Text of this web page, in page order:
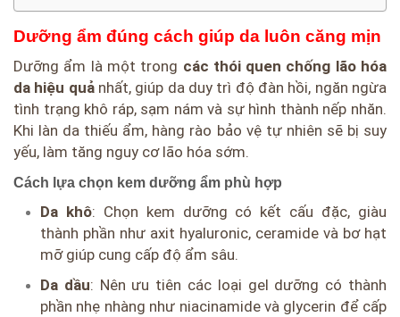
Dưỡng ẩm đúng cách giúp da luôn căng mịn
Dưỡng ẩm là một trong các thói quen chống lão hóa
da hiệu quảnhất, giúp da duy trì độ đàn hồi, ngăn ngừa
tình trạng khô ráp, sạm nám và sự hình thành nếp nhăn.
Khi làn da thiếu ẩm, hàng rào bảo vệ tự nhiên sẽ bị suy
yếu, làm tăng nguy cơ lão hóa sớm.
Cách lựa chọn kem dưỡng ẩm phù hợp
Da khô: Chọn kem dưỡng có kết cấu đặc, giàu
thành phần như axit hyaluronic, ceramide và bơ hạt
mỡ giúp cung cấp độ ẩm sâu.
Da dầu: Nên ưu tiên các loại gel dưỡng có thành
phần nhẹ nhàng như niacinamide và glycerin để cấp